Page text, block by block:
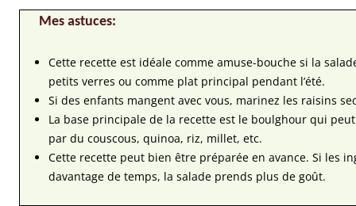
Mes astuces:
Cette recette est idéale comme amuse-bouche si la
petits verres ou comme plat principal pendant l’été.
Si des enfants mangent avec vous, marinez les raisins
La base principale de la recette est le boulghour qui
par du couscous, quinoa, riz, millet, etc.
Cette recette peut bien être préparée en avance. Si les
davantage de temps, la salade prends plus de goût.